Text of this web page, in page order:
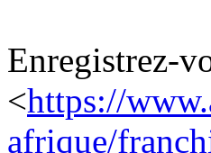
Enregistrez-
<https://
afrique/